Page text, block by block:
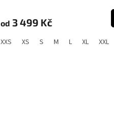
od 3 499 Kč
XXS XS S M L XL XXL